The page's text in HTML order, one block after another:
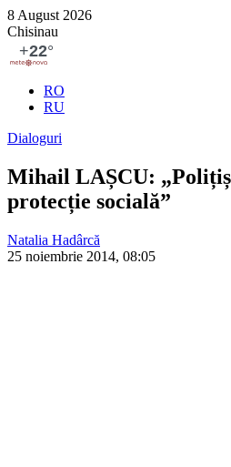
8 August 2026
Chisinau
RO
RU
Dialoguri
Mihail LAȘCU:
protecție socială”
Natalia Hadârcă
25 noiembrie 2014, 08:05